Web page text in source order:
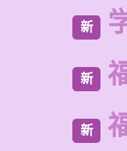
新
新
新